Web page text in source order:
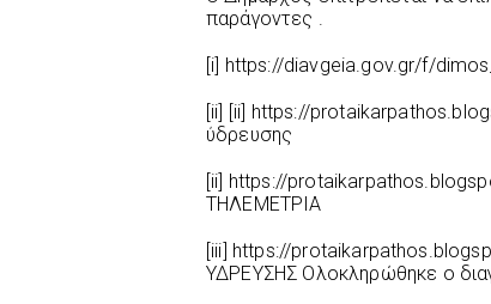
παράγοντες .
[i] https://diavgeia.gov.gr/f/
[ii] [ii] https://
ύδρευσης
[ii] https://
ΤΗΛΕΜΕΤΡΙΑ
[iii] https://
ΥΔΡΕΥΣΗΣ Ολοκληρώθηκε o